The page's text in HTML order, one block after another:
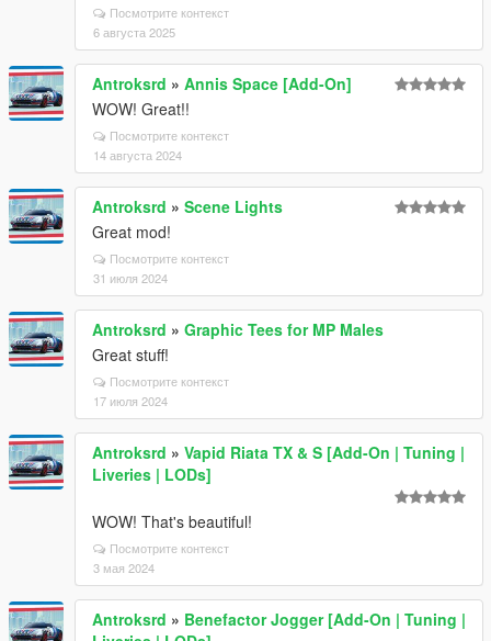
Посмотрите контекст
6 августа 2025
Antroksrd » Annis Space [Add-On]
WOW! Great!!
Посмотрите контекст
14 августа 2024
Antroksrd » Scene Lights
Great mod!
Посмотрите контекст
31 июля 2024
Antroksrd » Graphic Tees for MP Males
Great stuff!
Посмотрите контекст
17 июля 2024
Antroksrd » Vapid Riata TX & S [Add-On | Tuning |
Liveries | LODs]
WOW! That's beautiful!
Посмотрите контекст
3 мая 2024
Antroksrd » Benefactor Jogger [Add-On | Tuning |